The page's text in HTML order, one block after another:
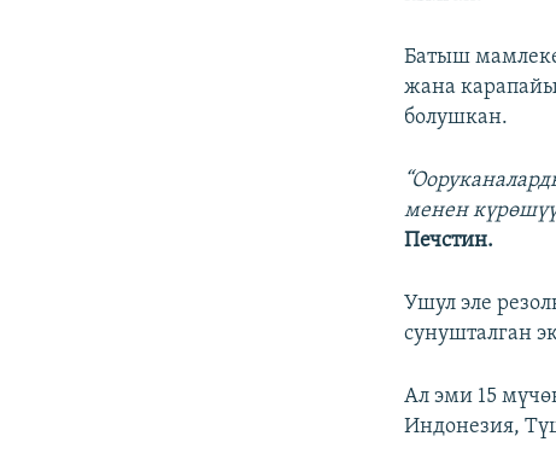
Батыш
жана
болушкан.
менен
Печстин.
Ушул эле
сунушталган
Ал эми 15
Индонезия,